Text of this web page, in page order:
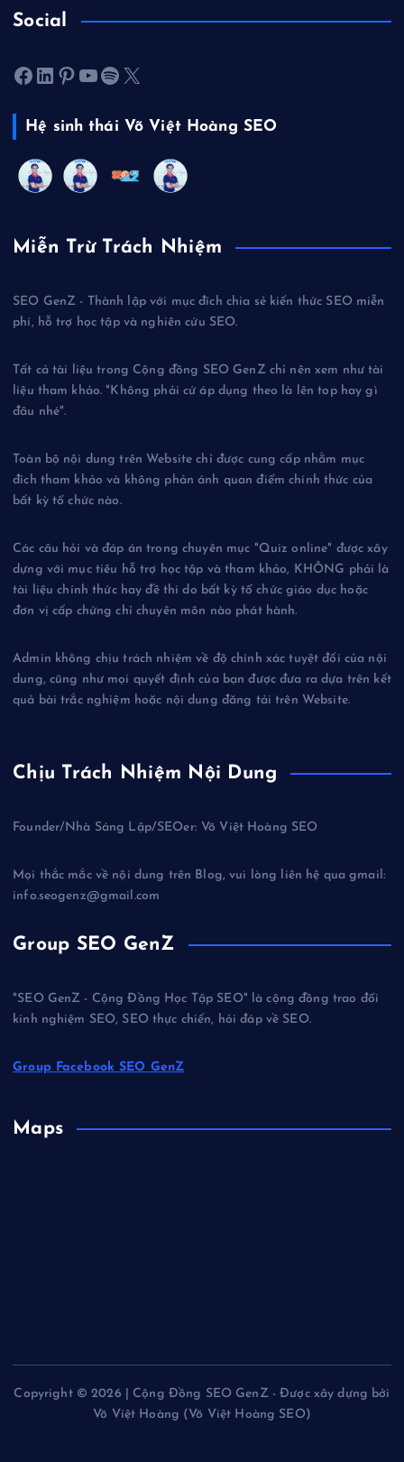
Social
Facebook LinkedIn Pinterest Youtube Spotify X
Hệ sinh thái Võ Việt Hoàng SEO
Miễn Trừ Trách Nhiệm
SEO GenZ - Thành lập với mục đích chia sẻ kiến thức SEO miễn
phí, hỗ trợ học tập và nghiên cứu SEO.
Tất cả tài liệu trong Cộng đồng SEO GenZ chỉ nên xem như tài
liệu tham khảo. "Không phải cứ áp dụng theo là lên top hay gì
đâu nhé".
Toàn bộ nội dung trên Website chỉ được cung cấp nhằm mục
đích tham khảo và không phản ánh quan điểm chính thức của
bất kỳ tổ chức nào.
Các câu hỏi và đáp án trong chuyên mục "Quiz online" được xây
dựng với mục tiêu hỗ trợ học tập và tham khảo, KHÔNG phải là
tài liệu chính thức hay đề thi do bất kỳ tổ chức giáo dục hoặc
đơn vị cấp chứng chỉ chuyên môn nào phát hành.
Admin không chịu trách nhiệm về độ chính xác tuyệt đối của nội
dung, cũng như mọi quyết định của bạn được đưa ra dựa trên kết
quả bài trắc nghiệm hoặc nội dung đăng tải trên Website.
Chịu Trách Nhiệm Nội Dung
Founder/Nhà Sáng Lập/SEOer: Võ Việt Hoàng SEO
Mọi thắc mắc về nội dung trên Blog, vui lòng liên hệ qua gmail:
info.seogenz@gmail.com
Group SEO GenZ
"SEO GenZ - Cộng Đồng Học Tập SEO" là cộng đồng trao đổi
kinh nghiệm SEO, SEO thực chiến, hỏi đáp về SEO.
Group Facebook SEO GenZ
Maps
Copyright © 2026 | Cộng Đồng SEO GenZ - Được xây dựng bởi
Võ Việt Hoàng (Võ Việt Hoàng SEO)